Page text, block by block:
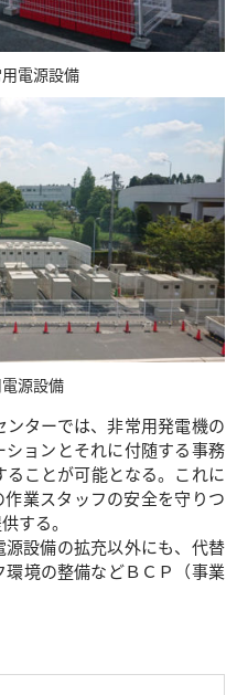
電源設備
源設備
ターでは、非常用発電機の
ョンとそれに付随する事務
ことが可能となる。これに
業スタッフの安全を守りつ
する。
設備の拡充以外にも、代替
境の整備などＢＣＰ（事業